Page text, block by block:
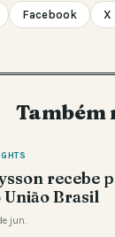
Facebook X
Também
recebe
União Brasil
jun.